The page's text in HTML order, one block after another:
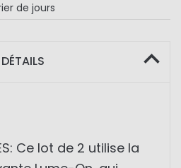
de jours
DÉTAILS
Ce lot de 2 utilise la